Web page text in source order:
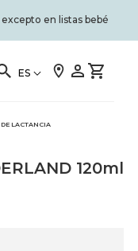
en listas bebé
ES
LACTANCIA
120ml